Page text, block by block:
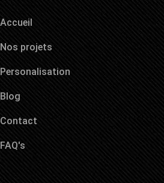
Accueil
Nos projets
Personalisation
Blog
Contact
FAQ's